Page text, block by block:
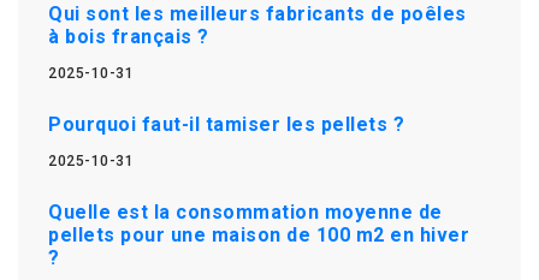
Qui sont les meilleurs fabricants de poêles
à bois français ?
2025-10-31
Pourquoi faut-il tamiser les pellets ?
2025-10-31
Quelle est la consommation moyenne de
pellets pour une maison de 100 m2 en hiver
?